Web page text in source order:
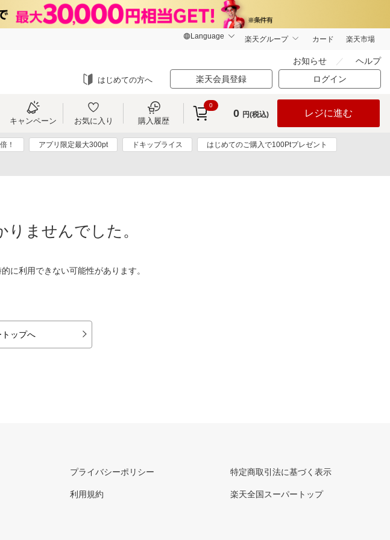
楽天グループ カード 楽天市場
お知らせ ヘルプ
はじめての方へ 楽天会員登録 ログイン
キャンペーン お気に入り 購入履歴
0
0 円(税込) レジに進む
！ アプリ限定最大300pt ドキップライス はじめてのご購入で100Ptプレゼント
ませんでした。
に利用できない可能性があります。
ップへ
プライバシーポリシー
利用規約
特定商取引法に基づく表示
楽天全国スーパートップ